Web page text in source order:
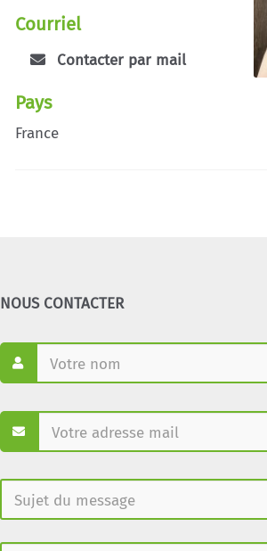
Courriel
Contacter par mail
Pays
France
NOUS CONTACTER